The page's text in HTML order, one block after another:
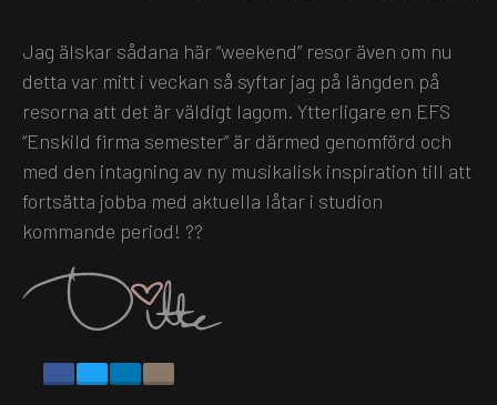
Jag älskar sådana här “weekend” resor även om nu
detta var mitt i veckan så syftar jag på längden på
resorna att det är väldigt lagom. Ytterligare en EFS
“Enskild firma semester” är därmed genomförd och
med den intagning av ny musikalisk inspiration till att
fortsätta jobba med aktuella låtar i studion
kommande period! ??